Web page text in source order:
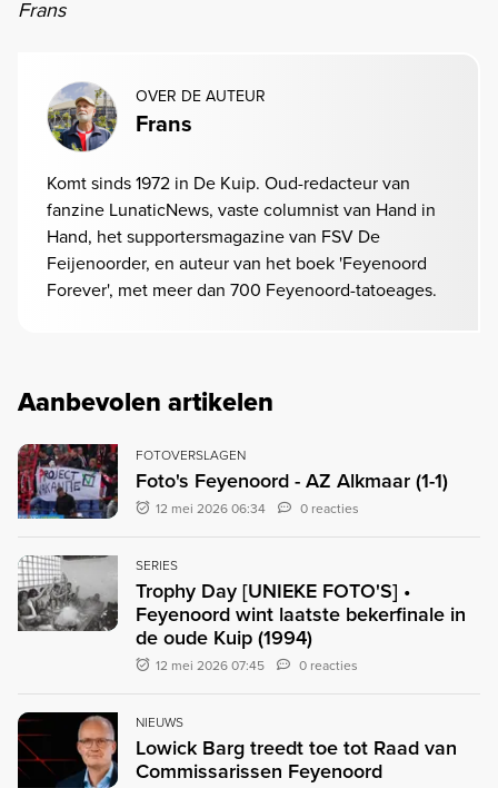
Frans
OVER DE AUTEUR
Frans
Komt sinds 1972 in De Kuip. Oud-redacteur van
fanzine LunaticNews, vaste columnist van Hand in
Hand, het supportersmagazine van FSV De
Feijenoorder, en auteur van het boek 'Feyenoord
Forever', met meer dan 700 Feyenoord-tatoeages.
Aanbevolen artikelen
FOTOVERSLAGEN
Foto's Feyenoord - AZ Alkmaar (1-1)
12 mei 2026 06:34 0 reacties
SERIES
Trophy Day [UNIEKE FOTO'S] •
Feyenoord wint laatste bekerfinale in
de oude Kuip (1994)
12 mei 2026 07:45 0 reacties
NIEUWS
Lowick Barg treedt toe tot Raad van
Commissarissen Feyenoord